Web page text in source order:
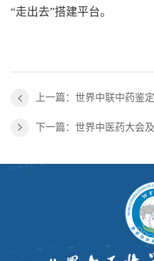
“走出去”搭建平台。